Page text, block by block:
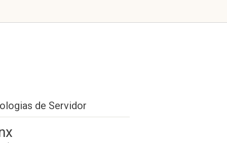
de Servidor